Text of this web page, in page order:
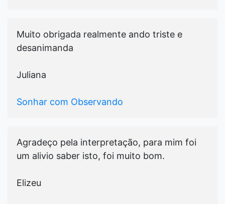
Muito obrigada realmente ando triste e
desanimanda
Juliana
Sonhar com Observando
Agradeço pela interpretação, para mim foi
um alivio saber isto, foi muito bom.
Elizeu